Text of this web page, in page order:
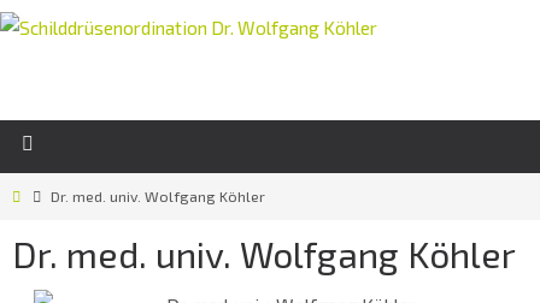
Dr. med. univ. Wolfgang Köhler
Dr. med. univ. Wolfgang Köhler